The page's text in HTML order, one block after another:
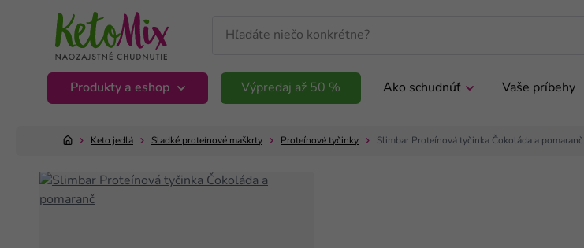
Produkty a eshop Výpredaj až 50 % Ako schudnúť Vaše príbehy
Keto jedlá Sladké proteínové maškrty Proteínové tyčinky Slimbar Proteínová tyčinka Čokoláda a pomaranč